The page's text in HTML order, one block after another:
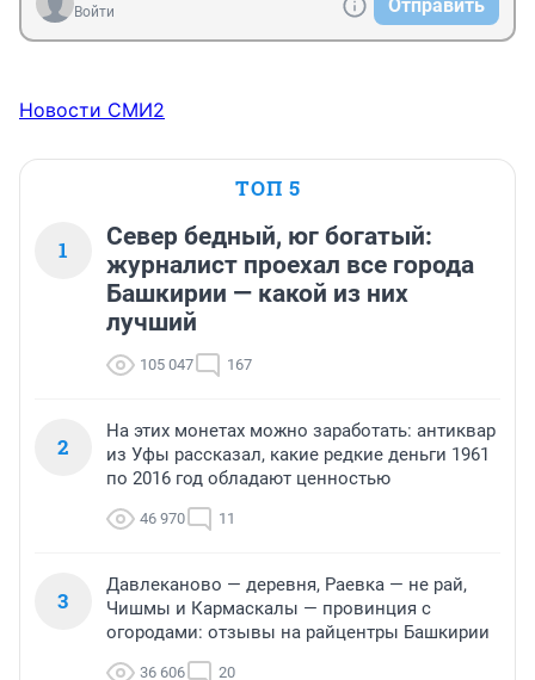
Войти
Отправить
Новости СМИ2
ТОП 5
1
Север бедный, юг богатый:
журналист проехал все города
Башкирии — какой из них
лучший
105 047 167
2
На этих монетах можно заработать: антиквар
из Уфы рассказал, какие редкие деньги 1961
по 2016 год обладают ценностью
46 970 11
3
Давлеканово — деревня, Раевка — не рай,
Чишмы и Кармаскалы — провинция с
огородами: отзывы на райцентры Башкирии
36 606 20